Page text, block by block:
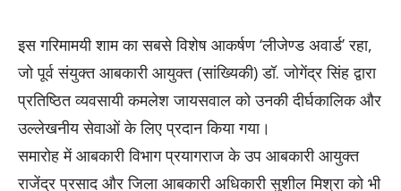
इस गरिमामयी शाम का सबसे विशेष आकर्षण ‘लीजेण्ड अवार्ड’ रहा,
जो पूर्व संयुक्त आबकारी आयुक्त (सांख्यिकी) डॉ. जोगेंद्र सिंह द्वारा
प्रतिष्ठित व्यवसायी कमलेश जायसवाल को उनकी दीर्घकालिक और
उल्लेखनीय सेवाओं के लिए प्रदान किया गया।
समारोह में आबकारी विभाग प्रयागराज के उप आबकारी आयुक्त
राजेंद्र प्रसाद और जिला आबकारी अधिकारी सुशील मिश्रा को भी